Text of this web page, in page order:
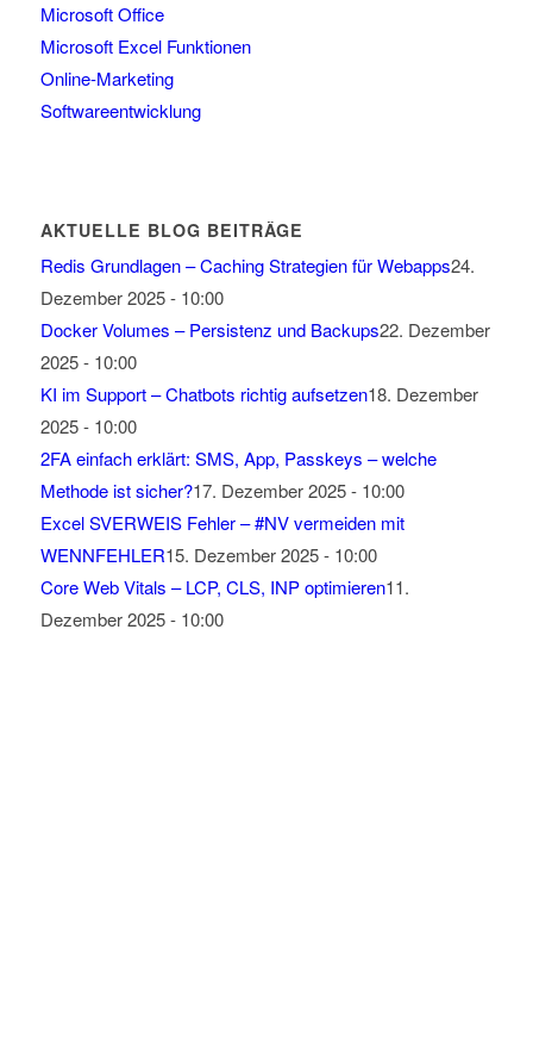
Microsoft Office
Microsoft Excel Funktionen
Online-Marketing
Softwareentwicklung
AKTUELLE BLOG BEITRÄGE
Redis Grundlagen – Caching Strategien für Webapps24.
Dezember 2025 - 10:00
Docker Volumes – Persistenz und Backups22. Dezember
2025 - 10:00
KI im Support – Chatbots richtig aufsetzen18. Dezember
2025 - 10:00
2FA einfach erklärt: SMS, App, Passkeys – welche
Methode ist sicher?17. Dezember 2025 - 10:00
Excel SVERWEIS Fehler – #NV vermeiden mit
WENNFEHLER15. Dezember 2025 - 10:00
Core Web Vitals – LCP, CLS, INP optimieren11.
Dezember 2025 - 10:00